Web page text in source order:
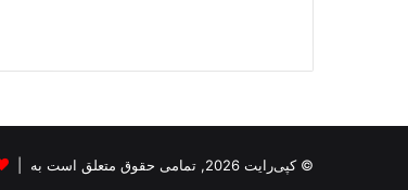
© کپی‌رایت 2026, تمامی حقوق متعلق است به |